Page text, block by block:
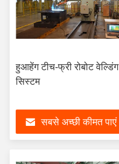
हुआहेंग टीच-फ्री रोबोट वेल्डिंग
सिस्टम
सबसे अच्छी कीमत पाएं